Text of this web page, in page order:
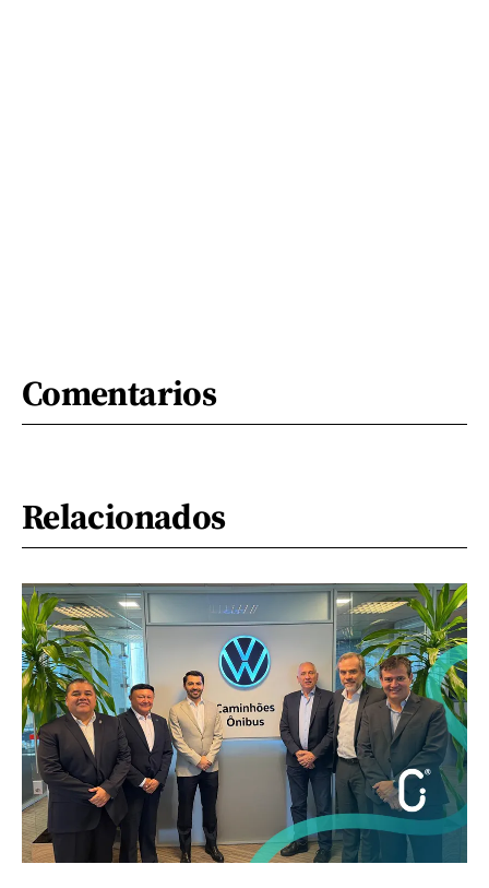
Comentarios
Relacionados